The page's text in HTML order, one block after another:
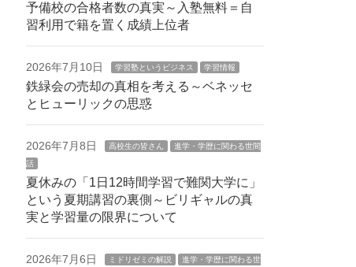
予備校の合格者数の真実～入塾無料＝自
習利用で籍を置く成績上位者
2026年7月10日 学習塾というビジネス 学習情報
鉄緑会の売却の真相を考える～ベネッセ
とヒューリックの思惑
2026年7月8日 高校生の皆さん
進学・学歴に関わる世間
話
夏休みの「1日12時間学習で難関大学に」
という夏期講習の裏側～ビリギャルの真
実と学習量の限界について
2026年7月6日 ミドリゼミの解説
進学・学歴に関わる世